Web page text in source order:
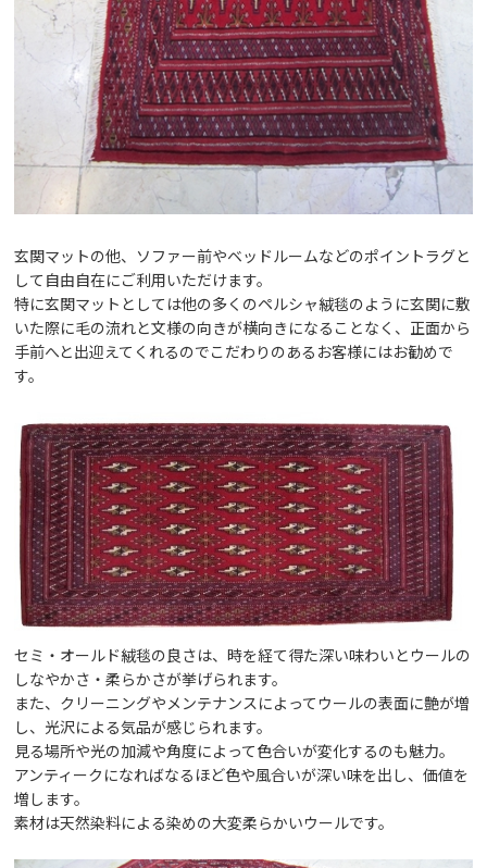
玄関マットの他、ソファー前やベッドルームなどのポイントラグと
して自由自在にご利用いただけます。
特に玄関マットとしては他の多くのペルシャ絨毯のように玄関に敷
いた際に毛の流れと文様の向きが横向きになることなく、正面から
手前へと出迎えてくれるのでこだわりのあるお客様にはお勧めで
す。
セミ・オールド絨毯の良さは、時を経て得た深い味わいとウールの
しなやかさ・柔らかさが挙げられます。
また、クリーニングやメンテナンスによってウールの表面に艶が増
し、光沢による気品が感じられます。
見る場所や光の加減や角度によって色合いが変化するのも魅力。
アンティークになればなるほど色や風合いが深い味を出し、価値を
増します。
素材は天然染料による染めの大変柔らかいウールです。